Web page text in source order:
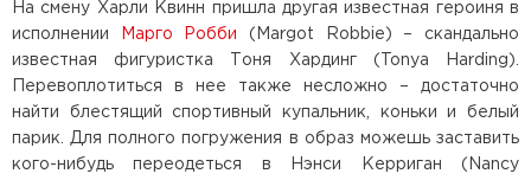
На смену Харли Квинн пришла другая известная героиня в
исполнении
Марго Робби
(Margot Robbie) – скандально
известная фигуристка Тоня Хардинг (Tonya Harding).
Перевоплотиться в нее также несложно – достаточно
найти блестящий спортивный купальник, коньки и белый
парик. Для полного погружения в образ можешь заставить
кого-нибудь переодеться в Нэнси Керриган (Nancy